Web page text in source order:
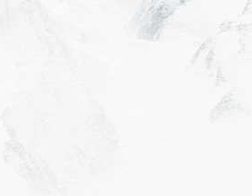
Madonna di Campiglio/​Pinzolo/​
Folgàrida/​Marilleva